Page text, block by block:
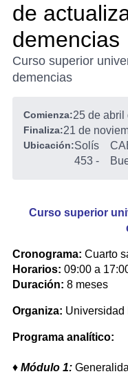
de
demencias
Curso superior
demencias
Comienza:25 de abril
Finaliza:21 de
Ubicación:Solís
453 -
Curso superior
Cronograma: Cuarto
Horarios: 09:00 a
Duración: 8 meses
Organiza: Universidad
Programa analítico:
♦ Módulo 1: